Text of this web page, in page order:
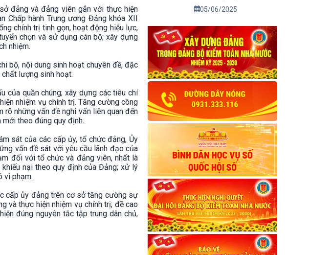
đảng và đảng viên gắn với thực hiện
Chấp hành Trung ương Đảng khóa XII
chính trị tinh gọn, hoạt động hiệu lực,
chọn và sử dụng cán bộ; xây dựng
nhiệm.
bộ, nội dung sinh hoạt chuyên đề, đặc
lượng sinh hoạt.
của quần chúng; xây dựng các tiêu chí
nhiệm vụ chính trị. Tăng cường công
rõ những vấn đề nghi vấn liên quan đến
theo đúng quy định.
sát của các cấp ủy, tổ chức đảng, Ủy
vấn đề sát với yêu cầu lãnh đạo của
đối với tổ chức và đảng viên, nhất là
nại theo quy định của Đảng; xử lý
vi phạm.
cấp ủy đảng trên cơ sở tăng cường sự
và thực hiện nhiệm vụ chính trị; đề cao
đúng nguyên tắc tập trung dân chủ,
nhà nước
05/06/2025